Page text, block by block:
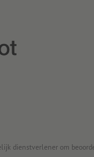
dienstverlener om